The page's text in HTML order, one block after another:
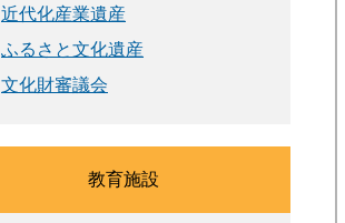
近代化産業遺産
ふるさと文化遺産
文化財審議会
教育施設